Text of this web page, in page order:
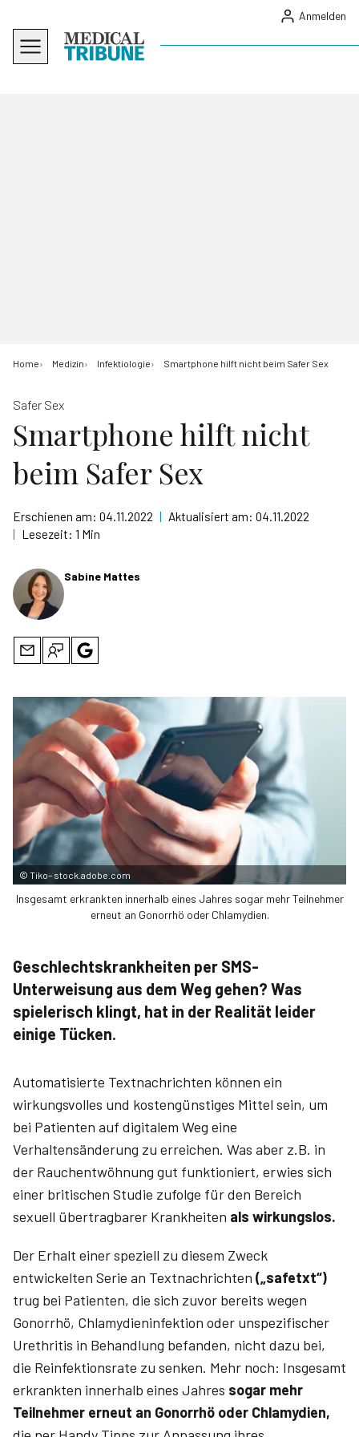
Anmelden
Home Medizin Infektiologie Smartphone hilft nicht beim Safer Sex
Safer Sex
Smartphone hilft nicht
beim Safer Sex
Erschienen am: 04.11.2022 | Aktualisiert am: 04.11.2022
| Lesezeit: 1 Min
Sabine Mattes
© Tiko– stock.adobe.com
Insgesamt erkrankten innerhalb eines Jahres sogar mehr Teilnehmer
erneut an Gonorrhö oder Chlamydien.
Geschlechtskrankheiten per SMS-
Unterweisung aus dem Weg gehen? Was
spielerisch klingt, hat in der Realität leider
einige Tücken.
Automatisierte Textnachrichten können ein
wirkungsvolles und kostengünstiges Mittel sein, um
bei Patienten auf digitalem Weg eine
Verhaltensänderung zu erreichen. Was aber z.B. in
der Rauchentwöhnung gut funktioniert, erwies sich
einer britischen Studie zufolge für den Bereich
sexuell übertragbarer Krankheiten als wirkungslos.
Der Erhalt einer speziell zu diesem Zweck
entwickelten Serie an Textnachrichten („safetxt“)
trug bei Patienten, die sich zuvor bereits wegen
Gonorrhö, Chlamydieninfektion oder unspezifischer
Urethritis in Behandlung befanden, nicht dazu bei,
die Reinfektionsrate zu senken. Mehr noch: Insgesamt
erkrankten innerhalb eines Jahres sogar mehr
Teilnehmer erneut an Gonorrhö oder Chlamydien,